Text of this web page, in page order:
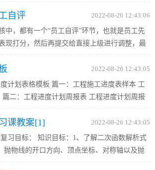
习四 招聘面试银行招聘考试行测专项...
自评 2022-08-26 12:43:06
中，都有一个“员工自评”环节，也就是员工先
现打分，然后再提交给直接上级进行调整，最
1，可量化指标最快捷的数据来源；2，体...
2022-08-26 12:43:05
计划表格模板 篇一：工程施工进度表样本 工
二：工程进度计划周报表 工程进度计划周报
岛沙河村拆迁安置房C区1#、2#楼及基坑...
课教案[1] 2022-08-26 12:43:05
复习目标： 知识目标：1、了解二次函数解析式
抛物线的开口方向、顶点坐标、对称轴以及抛